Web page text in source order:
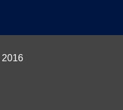
2016